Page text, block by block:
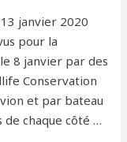
janvier 2020
pour la
8 janvier par des
Conservation
et par bateau
chaque côté …